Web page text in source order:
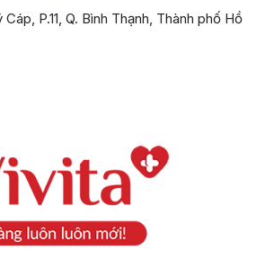
Cáp, P.11, Q. Bình Thạnh, Thành phố Hồ